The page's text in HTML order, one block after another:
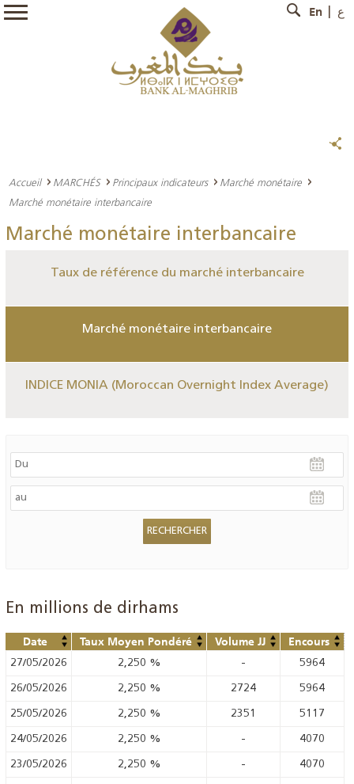
En ع
Accueil MARCHÉS Principaux indicateurs
Marché monétaire
Marché monétaire interbancaire
Marché monétaire interbancaire
Taux de référence du marché interbancaire
Marché monétaire interbancaire
INDICE MONIA (Moroccan Overnight Index Average)
En millions de dirhams
Date Taux Moyen Pondéré Volume JJ Encours
27/05/2026 2,250 % - 5964
26/05/2026 2,250 % 2724 5964
25/05/2026 2,250 % 2351 5117
24/05/2026 2,250 % - 4070
23/05/2026 2,250 % - 4070